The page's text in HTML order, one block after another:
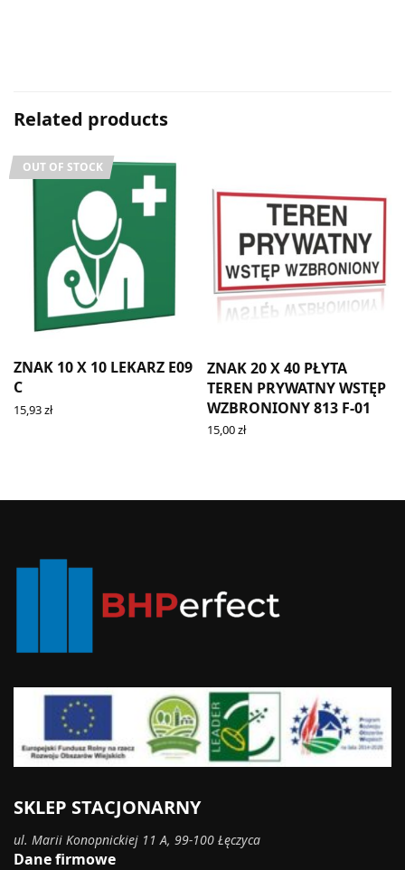
Related products
OUT OF STOCK
ZNAK 10 X 10 LEKARZ E09
C
15,93zł
ZNAK 20 X 40 PŁYTA
TEREN PRYWATNY WSTĘP
WZBRONIONY 813 F-01
15,00zł
SKLEP STACJONARNY
ul. Marii Konopnickiej 11 A, 99-100 Łęczyca
Dane firmowe